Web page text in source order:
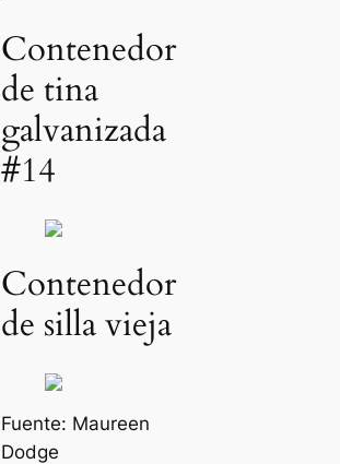
Contenedor
de tina
galvanizada
#14
Contenedor
de silla vieja
Fuente: Maureen
Dodge